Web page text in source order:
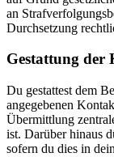
an
Durchsetzung
Gestattung der
Du gestattest dem
angegebenen
Übermittlung
ist. Darüber hinaus
sofern du dies in